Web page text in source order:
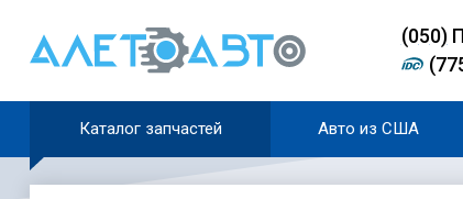
(050)
Каталог запчастей Авто из США